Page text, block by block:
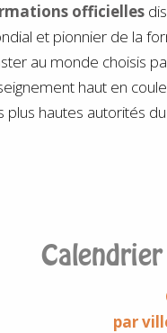
officielles
et pionnier de la
au monde choisis
haut en
plus hautes autorités
par